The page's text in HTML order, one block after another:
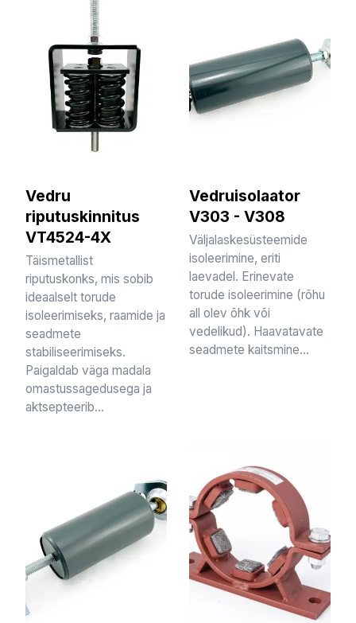
Vedru
riputuskinnitus
VT4524-4X
Täismetallist
riputuskonks, mis sobib
ideaalselt torude
isoleerimiseks, raamide ja
seadmete
stabiliseerimiseks.
Paigaldab väga madala
omastussagedusega ja
aktsepteerib...
Vedruisolaator
V303 - V308
Väljalaskesüsteemide
isoleerimine, eriti
laevadel. Erinevate
torude isoleerimine (rõhu
all olev õhk või
vedelikud). Haavatavate
seadmete kaitsmine...